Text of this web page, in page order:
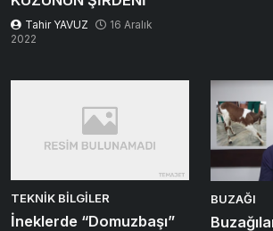
Tahir YAVUZ
16 Aralık
2022
TEKNIK BILGILER
İneklerde “Domuzbaşı”
BUZAĞI